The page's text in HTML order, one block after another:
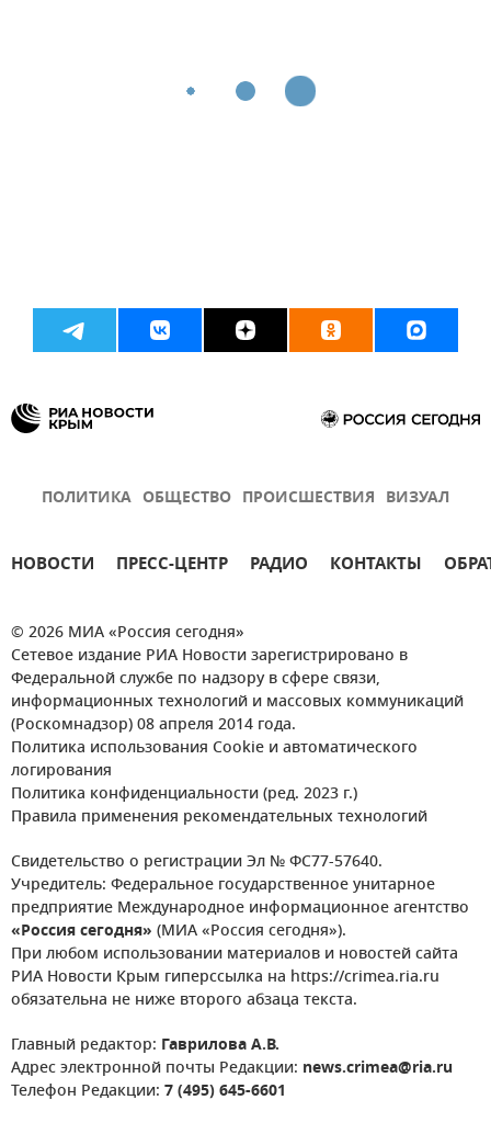
ПОЛИТИКА ОБЩЕСТВО ПРОИСШЕСТВИЯ ВИЗУАЛ
НОВОСТИ ПРЕСС-ЦЕНТР РАДИО КОНТАКТЫ
© 2026 МИА «Россия сегодня»
Сетевое издание РИА Новости зарегистрировано в
Федеральной службе по надзору в сфере связи,
информационных технологий и массовых коммуникаций
(Роскомнадзор) 08 апреля 2014 года.
Политика использования Cookie и автоматического
логирования
Политика конфиденциальности (ред. 2023 г.)
Правила применения рекомендательных технологий
Свидетельство о регистрации Эл № ФС77-57640.
Учредитель: Федеральное государственное унитарное
предприятие Международное информационное агентство
«Россия сегодня» (МИА «Россия сегодня»).
При любом использовании материалов и новостей сайта
РИА Новости Крым гиперссылка на https://crimea.ria.ru
обязательна не ниже второго абзаца текста.
Главный редактор: Гаврилова А.В.
Адрес электронной почты Редакции: news.crimea@ria.ru
Телефон Редакции: 7 (495) 645-6601